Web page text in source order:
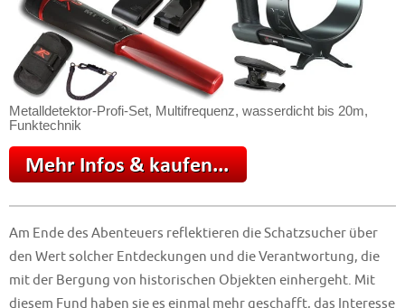
Metalldetektor-Profi-Set, Multifrequenz, wasserdicht bis 20m,
Funktechnik
Am Ende des Abenteuers reflektieren die Schatzsucher über
den Wert solcher Entdeckungen und die Verantwortung, die
mit der Bergung von historischen Objekten einhergeht. Mit
diesem Fund haben sie es einmal mehr geschafft, das Interesse